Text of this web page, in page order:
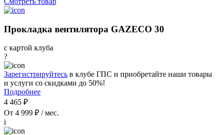
Прокладка вентилятора GAZECO 30
с картой клуба
?
Зарегистрируйтесь в клубе ГПС и приобретайте наши товары
и услуги со скидками до 50%!
Подробнее
4 465 ₽
От 4 999 ₽ / мес.
i